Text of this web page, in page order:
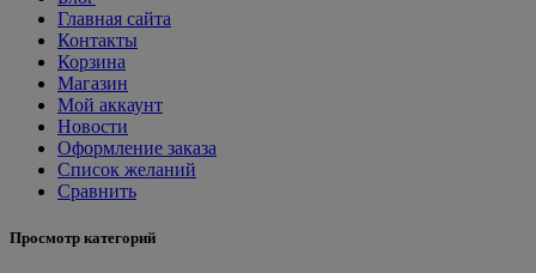
Главная сайта
Контакты
Корзина
Магазин
Мой аккаунт
Новости
Оформление заказа
Список желаний
Сравнить
Просмотр категорий